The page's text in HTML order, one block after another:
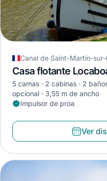
5 camas 2 cabinas 2
opcional
3,55 m de ancho
Impulsor de proa
Ver